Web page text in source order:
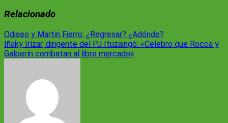
Relacionado
Navegación
de
Odiseo y Martin Fierro: ¿Regresar? ¿Adónde?
Iñaky Irízar, dirigente del PJ Ituzaingó: «Celebro que Rocca y
Galperín combatan al libre mercado»